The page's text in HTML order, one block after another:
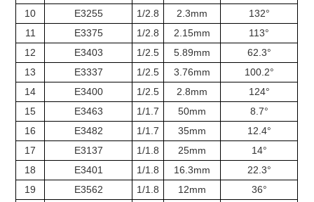
10
E3255 1/2.8 2.3mm
132°
11
E3375 1/2.8 2.15mm
113°
12
E3403 1/2.5 5.89mm
62.3°
13
E3337 1/2.5 3.76mm
100.2°
14
E3400 1/2.5 2.8mm
124°
15
E3463 1/1.7 50mm
8.7°
16
E3482 1/1.7 35mm
12.4°
17
E3137 1/1.8 25mm
14°
18
E3401 1/1.8 16.3mm
22.3°
19
E3562 1/1.8 12mm
36°